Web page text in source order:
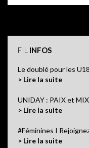
FIL INFOS
Le doublé pour les
> Lire la suite
UNIDAY : PAIX et
> Lire la suite
#Féminines I
> Lire la suite